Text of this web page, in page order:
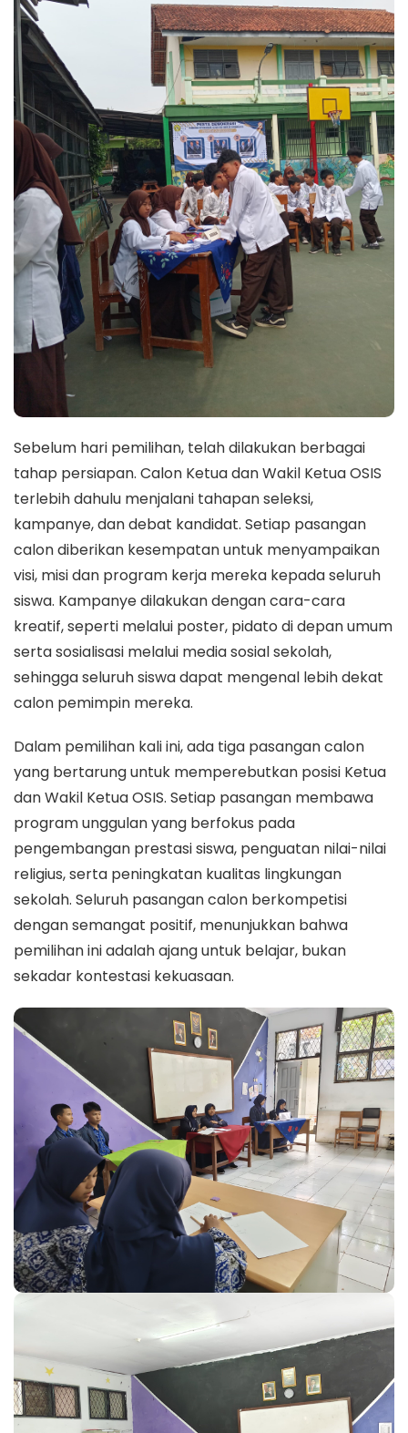
Sebelum hari pemilihan, telah dilakukan berbagai
tahap persiapan. Calon Ketua dan Wakil Ketua OSIS
terlebih dahulu menjalani tahapan seleksi,
kampanye, dan debat kandidat. Setiap pasangan
calon diberikan kesempatan untuk menyampaikan
visi, misi dan program kerja mereka kepada seluruh
siswa. Kampanye dilakukan dengan cara-cara
kreatif, seperti melalui poster, pidato di depan umum
serta sosialisasi melalui media sosial sekolah,
sehingga seluruh siswa dapat mengenal lebih dekat
calon pemimpin mereka.
Dalam pemilihan kali ini, ada tiga pasangan calon
yang bertarung untuk memperebutkan posisi Ketua
dan Wakil Ketua OSIS. Setiap pasangan membawa
program unggulan yang berfokus pada
pengembangan prestasi siswa, penguatan nilai-nilai
religius, serta peningkatan kualitas lingkungan
sekolah. Seluruh pasangan calon berkompetisi
dengan semangat positif, menunjukkan bahwa
pemilihan ini adalah ajang untuk belajar, bukan
sekadar kontestasi kekuasaan.